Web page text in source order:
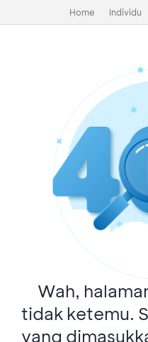
Home Individu
Wah,
tidak ketemu.
yang